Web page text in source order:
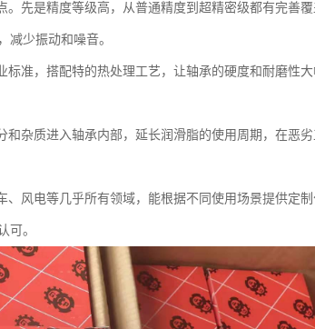
先是精度等级高，从普通精度到超精密级都有完善
减少振动和噪音。
准，搭配特的热处理工艺，让轴承的硬度和耐磨性
杂质进入轴承内部，延长润滑脂的使用周期，在恶
风电等几乎所有领域，能根据不同使用场景提供定
可。